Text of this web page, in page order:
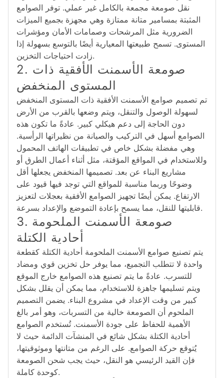
نقل صومعة مجمعة بالكامل غير عملي. توفر الصوامع
المثبتة بمسامير متانة ممتازة وهي مجهزة بجميع الميزات
الضرورية مثل المرشحات وصمامات الأمان ومؤشرات
المستوى. تسمح طبيعتها المعيارية أيضًا بالتوسع بسهولة إذا
زادت احتياجات التخزين.
2. صومعة الأسمنت الأفقية ذات
المستوى المنخفض
تم تصميم صوامع الأسمنت الأفقية ذات المستوى المنخفض
لسهولة الوصول والتنقل، ويتم وضعها بالقرب من الأرض
دون الحاجة إلى دعم هيكلي كبير. عادةً ما تكون هذه
الصوامع أسهل في التركيب والصيانة من نظيراتها الرأسية.
وهي مفضلة بشكل خاص في تطبيقات الهاتف المحمول
وللاستخدام في المواقع المؤقتة، مثل أثناء أعمال الطرق أو
مشاريع البناء عن بعد. تصميمها المنخفض يجعلها أقل
وضوحًا وربما مناسبة للمواقع التي توجد فيها قيود على
الارتفاع. يمكن أيضًا تجهيز الصوامع الأفقية بعجلات لتعزيز
قابليتها للنقل، مما يسمح بإعادة التموضع والإعداد بسرعة.
3. صومعة الأسمنت الملحومة
أحادية الكتلة
يتم تصنيع صوامع الأسمنت الملحومة أحادية الكتلة كقطعة
واحدة لا تتطلب التجميع، مما يوفر حل تخزين قوي ومضاد
للتسرب. عادةً ما يتم تصنيع هذه الصوامع خارج الموقع
ويتم تسليمها جاهزة للاستخدام، مما يمكن أن يقلل بشكل
كبير من وقت الإعداد في مشروع البناء. يضمن التصميم
الملحوم أن الصومعة خالية من التسربات، وهو أمر بالغ
الأهمية للحفاظ على جودة الأسمنت. تُستخدم الصوامع
أحادية الكتلة بشكل شائع في المنشآت الدائمة حيث لا
يُتوقع حركة الصوامع. على الرغم من متانتها وموثوقيتها،
فإن القيد الرئيسي هو النقل، حيث يجب شحن الصومعة
كوحدة كاملة.